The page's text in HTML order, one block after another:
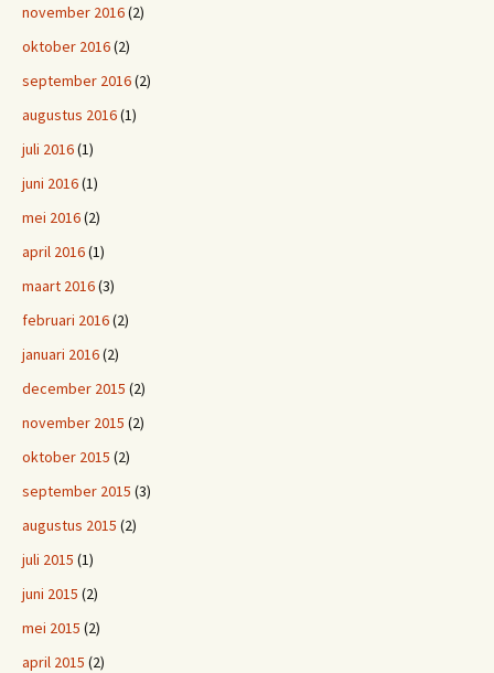
november 2016(2)
oktober 2016(2)
september 2016(2)
augustus 2016(1)
juli 2016(1)
juni 2016(1)
mei 2016(2)
april 2016(1)
maart 2016(3)
februari 2016(2)
januari 2016(2)
december 2015 (2)
november 2015 (2)
oktober 2015 (2)
september 2015 (3)
augustus 2015 (2)
juli 2015 (1)
juni 2015 (2)
mei 2015 (2)
april 2015 (2)